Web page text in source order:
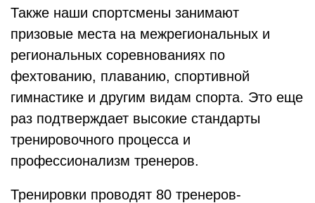
Также наши спортсмены занимают
призовые места на межрегиональных и
региональных соревнованиях по
фехтованию, плаванию, спортивной
гимнастике и другим видам спорта. Это еще
раз подтверждает высокие стандарты
тренировочного процесса и
профессионализм тренеров.
Тренировки проводят 80 тренеров-